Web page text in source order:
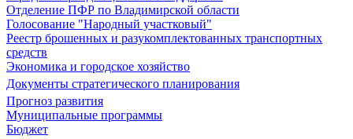
Отделение ПФР по Владимирской области
Голосование "Народный участковый"
Реестр брошенных и разукомплектованных транспортных
средств
Экономика и городское хозяйство
Документы стратегического планирования
Прогноз развития
Муниципальные программы
Бюджет